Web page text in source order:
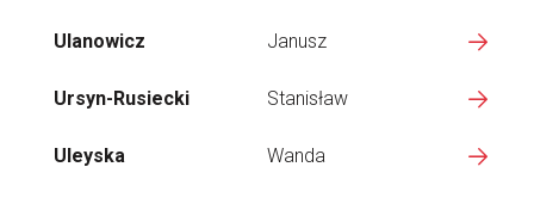
Ulanowicz Janusz
Ursyn-Rusiecki Stanisław
Uleyska Wanda